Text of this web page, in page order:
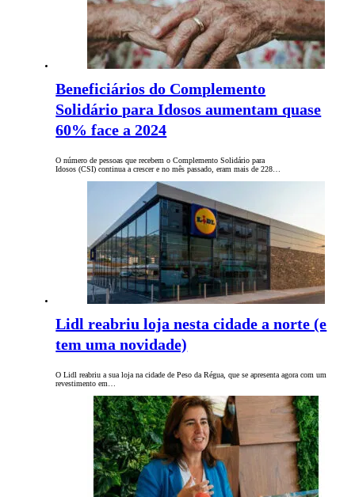
Beneficiários do Complemento
Solidário para Idosos aumentam quase
60% face a 2024
O número de pessoas que recebem o Complemento Solidário para
Idosos (CSI) continua a crescer e no mês passado, eram mais de 228…
Lidl reabriu loja nesta cidade a norte (e
tem uma novidade)
O Lidl reabriu a sua loja na cidade de Peso da Régua, que se apresenta agora com um
revestimento em…